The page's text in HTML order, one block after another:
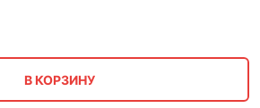
В КОРЗИНУ